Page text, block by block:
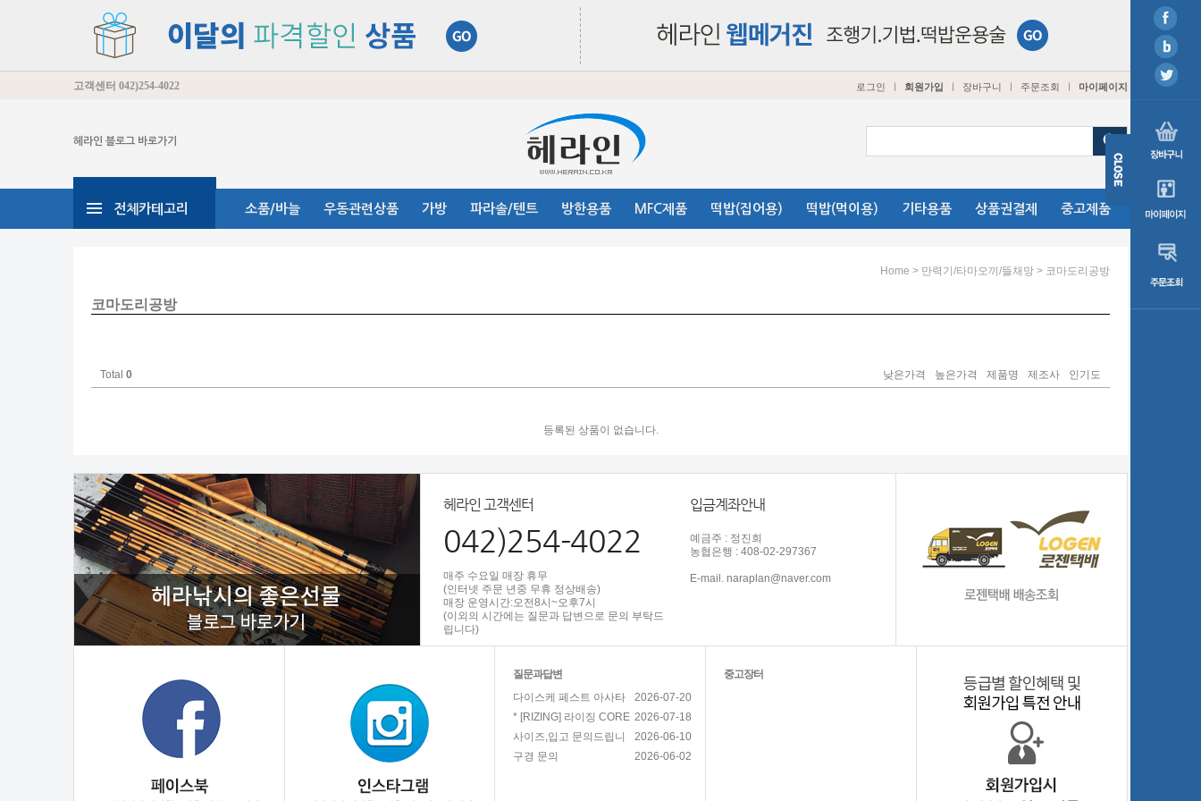
고객센터 042)254-4022 로그인 ㅣ 회원가입 ㅣ 장바구니 ㅣ 주문조회 ㅣ 마이페이지
헤라인 블로그 바로가기
전체카테고리 소품/바늘 우동관련상품 가방 파라솔/텐트 방한용품 MFC제품 떡밥(집어용) 떡밥(먹이용) 기타용품 상품권결제 중고제품
Home > 만력기/타마오끼/뜰채망 > 코마도리공방
코마도리공방
Total 0 낮은가격 높은가격 제품명 제조사 인기도
등록된 상품이 없습니다.
헤라인 고객센터
042)254-4022
매주 수요일 매장 휴무
(인터넷 주문 년중 무휴 정상배송)
매장 운영시간:오전8시~오후7시
(이외의 시간에는 질문과 답변으로 문의 부탁드
립니다)
입금계좌안내
예금주 : 정진희
농협은행 : 408-02-297367
E-mail. naraplan@naver.com
질문과답변
다이스케 페스트 아사타
2026-07-20
* [RIZING] 라이징 CORE 2026-07-18
사이즈,입고 문의드립니
2026-06-10
구경 문의
2026-06-02
중고장터